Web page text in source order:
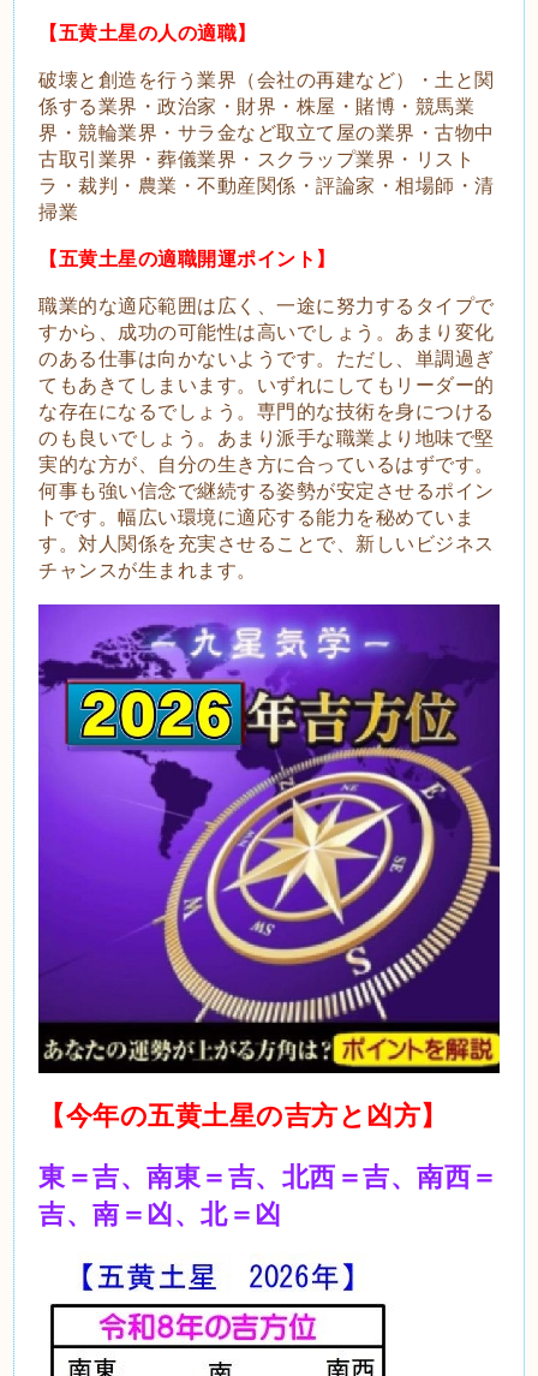
【五黄土星の人の適職】
破壊と創造を行う業界（会社の再建など）・土と関
係する業界・政治家・財界・株屋・賭博・競馬業
界・競輪業界・サラ金など取立て屋の業界・古物中
古取引業界・葬儀業界・スクラップ業界・リスト
ラ・裁判・農業・不動産関係・評論家・相場師・清
掃業
【五黄土星の適職開運ポイント】
職業的な適応範囲は広く、一途に努力するタイプで
すから、成功の可能性は高いでしょう。あまり変化
のある仕事は向かないようです。ただし、単調過ぎ
てもあきてしまいます。いずれにしてもリーダー的
な存在になるでしょう。専門的な技術を身につける
のも良いでしょう。あまり派手な職業より地味で堅
実的な方が、自分の生き方に合っているはずです。
何事も強い信念で継続する姿勢が安定させるポイン
トです。幅広い環境に適応する能力を秘めていま
す。対人関係を充実させることで、新しいビジネス
チャンスが生まれます。
【今年の五黄土星の吉方と凶方】
東＝吉、南東＝吉、北西＝吉、南西＝
吉、南＝凶、北＝凶